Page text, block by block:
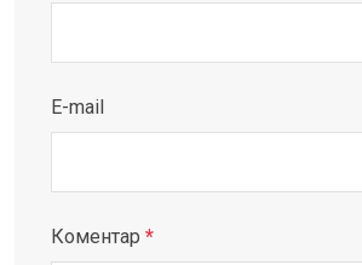
E-mail
Коментар *